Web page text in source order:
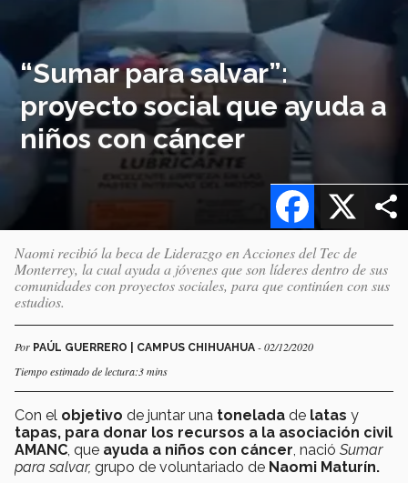
“Sumar para salvar”:
proyecto social que ayuda a
niños con cáncer
X
Facebook
Naomi recibió la beca de Liderazgo en Acciones del Tec de
Monterrey, la cual ayuda a jóvenes que son líderes dentro de sus
comunidades con proyectos sociales, para que continúen con sus
estudios.
Por PAÚL GUERRERO | CAMPUS CHIHUAHUA - 02/12/2020
Tiempo estimado de lectura:3 mins
Con el objetivo de juntar una tonelada de latas y
tapas, para donar los recursos a la asociación civil
AMANC , que ayuda a niños con cáncer , nació Sumar
para salvar, grupo de voluntariado de Naomi Maturín.